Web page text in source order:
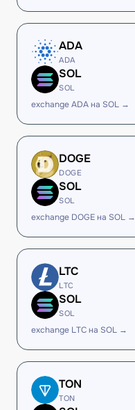
ADA
ADA
SOL
SOL
exchange ADA на SOL →
DOGE
DOGE
SOL
SOL
exchange DOGE на SOL →
LTC
LTC
SOL
SOL
exchange LTC на SOL →
TON
TON